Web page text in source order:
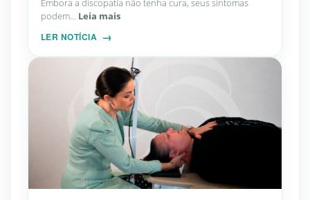
podem... Leia mais
LER NOTÍCIA